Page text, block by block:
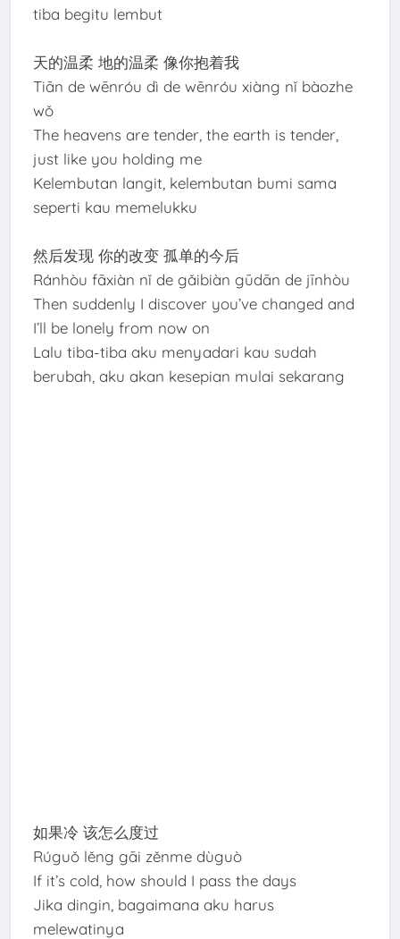
tiba begitu lembut
天的温柔 地的温柔 像你抱着我
Tiān de wēnróu dì de wēnróu xiàng nǐ bàozhe
wǒ
The heavens are tender, the earth is tender,
just like you holding me
Kelembutan langit, kelembutan bumi sama
seperti kau memelukku
然后发现 你的改变 孤单的今后
Ránhòu fāxiàn nǐ de gǎibiàn gūdān de jīnhòu
Then suddenly I discover you’ve changed and
I’ll be lonely from now on
Lalu tiba-tiba aku menyadari kau sudah
berubah, aku akan kesepian mulai sekarang
如果冷 该怎么度过
Rúguǒ lěng gāi zěnme dùguò
If it’s cold, how should I pass the days
Jika dingin, bagaimana aku harus
melewatinya